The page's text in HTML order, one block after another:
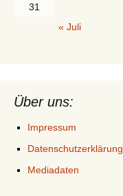
31
« Juli
Über uns:
Impressum
Datenschutzerklärung
Mediadaten